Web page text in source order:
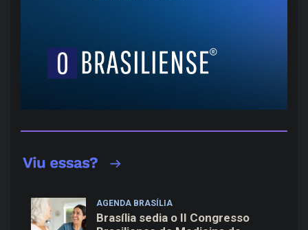
AGENDA BRASÍLIA
Brasília sedia o II Congresso